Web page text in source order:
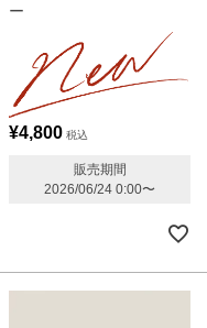
ー
¥4,800 税込
販売期間
2026/06/24 0:00〜